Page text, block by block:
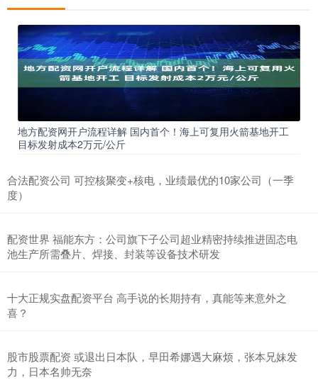
地方配资网开户流程详解 国内首个！海上可复用火箭基地开工
目标发射成本2万元/公斤
合法配资公司 可控核聚变+核电，业绩最优的10家公司（一季
度）
配资世界 福能东方：公司旗下子公司超业精密持续推进固态电
池生产所需叠片、焊接、封装等设备技术研发
十大正规实盘配资平台 高手说的长期持有，真能等来意外之
喜？
股市股票配资 或退出日本队，早田希娜遇大麻烦，张本兄妹发
力，日本名帅无奈